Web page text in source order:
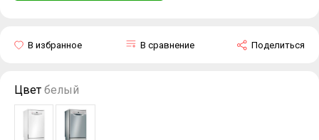
Поделиться
В сравнение
В избранное
Цвет белый